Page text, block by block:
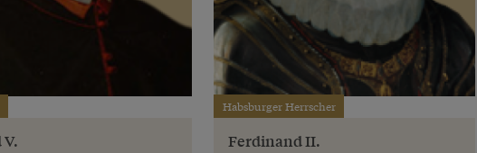
Habsburger Herrscher
Ferdinand II.